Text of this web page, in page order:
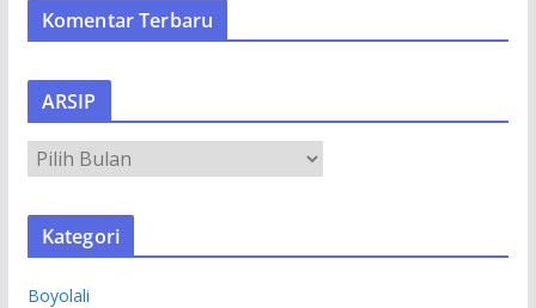
Komentar Terbaru
ARSIP
R
S
Kategori
Boyolali